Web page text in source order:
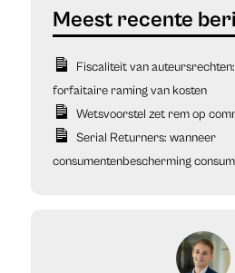
Fiscaliteit van
forfaitaire raming van kosten
Wetsvoorstel zet rem op
Serial Returners: wanneer
consumentenbescherming